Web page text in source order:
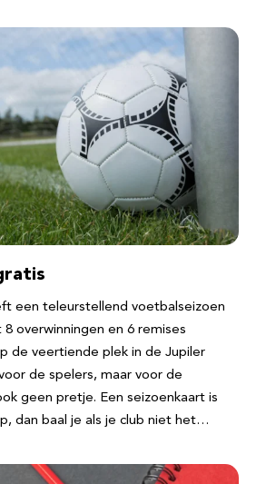
een teleurstellend voetbalseizoen
overwinningen en 6 remises
de veertiende plek in de Jupiler
de spelers, maar voor de
geen pretje. Een seizoenkaart is
dan baal je als je club niet het…